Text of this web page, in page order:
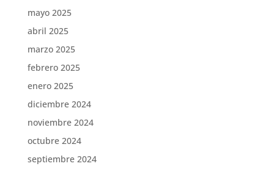
mayo 2025
abril 2025
marzo 2025
febrero 2025
enero 2025
diciembre 2024
noviembre 2024
octubre 2024
septiembre 2024